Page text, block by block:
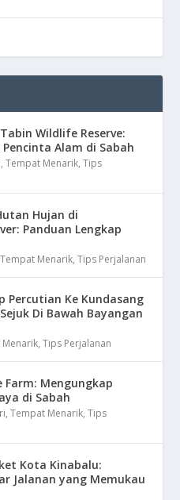
Wildlife Reserve:
Alam di Sabah
,Tempat Menarik,Tips
Hujan di
Panduan Lengkap
Tempat Menarik,Tips Perjalanan
Percutian Ke Kundasang
Di Bawah Bayangan
,Tips Perjalanan
Farm: Mengungkap
di Sabah
,Tempat Menarik,Tips
Kota Kinabalu:
Jalanan yang Memukau